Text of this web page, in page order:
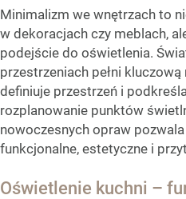
Minimalizm we wnętrzach to
w dekoracjach czy meblach,
podejście do oświetlenia.
przestrzeniach pełni
definiuje przestrzeń i
rozplanowanie punktów
nowoczesnych opraw
funkcjonalne, estetyczne i
Oświetlenie kuchni –